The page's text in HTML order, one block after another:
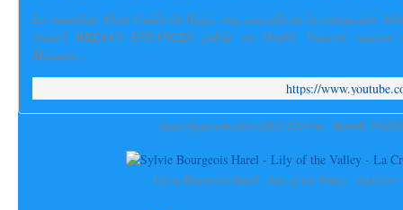
Le comédien Alain Guillo lit Henri, une nouvelle de la romancière
recueil BRÈVES ENFANCES publié au Diable Vauvert,
Mazauri...
https://
https://youtu.be/
Sylvie Bourgeois Harel - Lily of the Valley - La Croix-